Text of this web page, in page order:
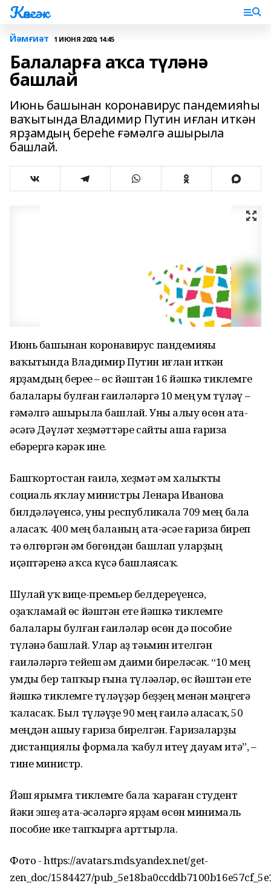
Көнгәк
Йәмғиәт 1 ИЮНЯ 2020, 14:45
Балаларға аҡса түләнә
башлай
Июнь башынан коронавирус пандемияһы
ваҡытында Владимир Путин иғлан иткән
ярҙамдың береһе ғәмәлгә ашырыла
башлай.
Июнь башынан коронавирус пандемияһы
ваҡытында Владимир Путин иғлан иткән
ярҙамдың береһе – өс йәштән 16 йәшкә тиклемге
балалары булған ғаиләләргә 10 мең һум түләү –
ғәмәлгә ашырыла башлай. Уны алыу өсөн ата-
әсәгә Дәүләт хеҙмәттәре сайты аша ғариза
ебәрергә кәрәк ине.
Башҡортостан ғаилә, хеҙмәт һәм халыҡты
социаль яҡлау министры Ленара Иванова
билдәләүенсә, уны республикала 709 мең бала
аласаҡ. 400 мең баланың ата-әсәһе ғариза биреп
тә өлгөргән һәм бөгөндән башлап уларҙың
иҫәптәренә аҡса күсә башлаясаҡ.
Шулай уҡ вице-премьер белдереүенсә,
оҙаҡламай өс йәштән ете йәшкә тиклемге
балалары булған ғаиләләр өсөн дә пособие
түләнә башлай. Улар аҙ тәьмин ителгән
ғаиләләргә тейеш һәм даими биреләсәк. “10 мең
һумды бер тапҡыр ғына түләһәләр, өс йәштән ете
йәшкә тиклемге түләүҙәр беҙҙең менән мәңгегә
ҡаласаҡ. Был түләүҙе 90 мең ғаилә аласаҡ, 50
меңдән ашыу ғариза бирелгән. Ғаризаларҙы
дистанциялы формала ҡабул итеү дауам итә”, –
тине министр.
Йәш ярымға тиклемге бала ҡараған студент
йәки эшһеҙ ата-әсәләргә ярҙам өсөн минималь
пособие ике тапҡырға арттырла.
Фото - https://avatars.mds.yandex.net/get-
zen_doc/1584427/